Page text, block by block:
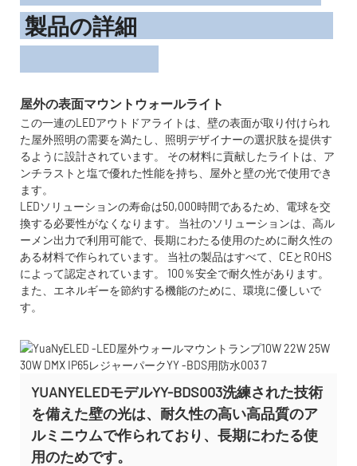
製品の詳細
この一連のLEDアウトドアライトは、壁の表面が取り付けられ
た屋外照明の需要を満たし、照明デザイナーの選択肢を提供す
るように設計されています。 その材料に貢献したライトは、ア
ンチラストと塩で優れた性能を持ち、屋外と壁の光で使用でき
ます。
LEDソリューションの寿命は50,000時間であるため、電球を交
換する必要性がなくなります。 当社のソリューションは、高ル
ーメン出力で利用可能で、長期にわたる使用のために耐久性の
ある材料で作られています。 当社の製品はすべて、CEとROHS
によって認定されています。 100％安全で耐久性があります。
また、エネルギーを節約する機能のために、環境に優しいで
す。
YUANYELEDモデルYY-BDS003洗練された技術
を備えた壁の光は、耐久性の高い高品質のア
ルミニウムで作られており、長期にわたる使
用のためです。